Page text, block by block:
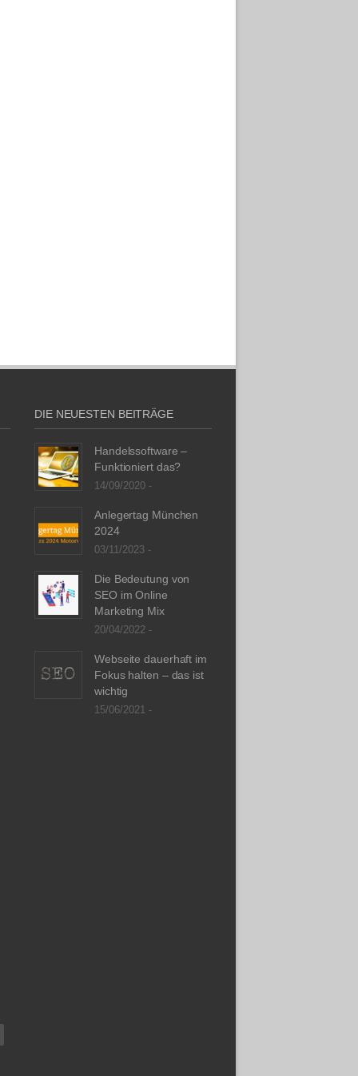
DIE NEUESTEN BEITRÄGE
Handelssoftware –
Funktioniert das?
14/09/2020 -
Anlegertag München
2024
03/11/2023 -
Die Bedeutung von
SEO im Online
Marketing Mix
20/04/2022 -
Webseite dauerhaft im
Fokus halten – das ist
wichtig
15/06/2021 -